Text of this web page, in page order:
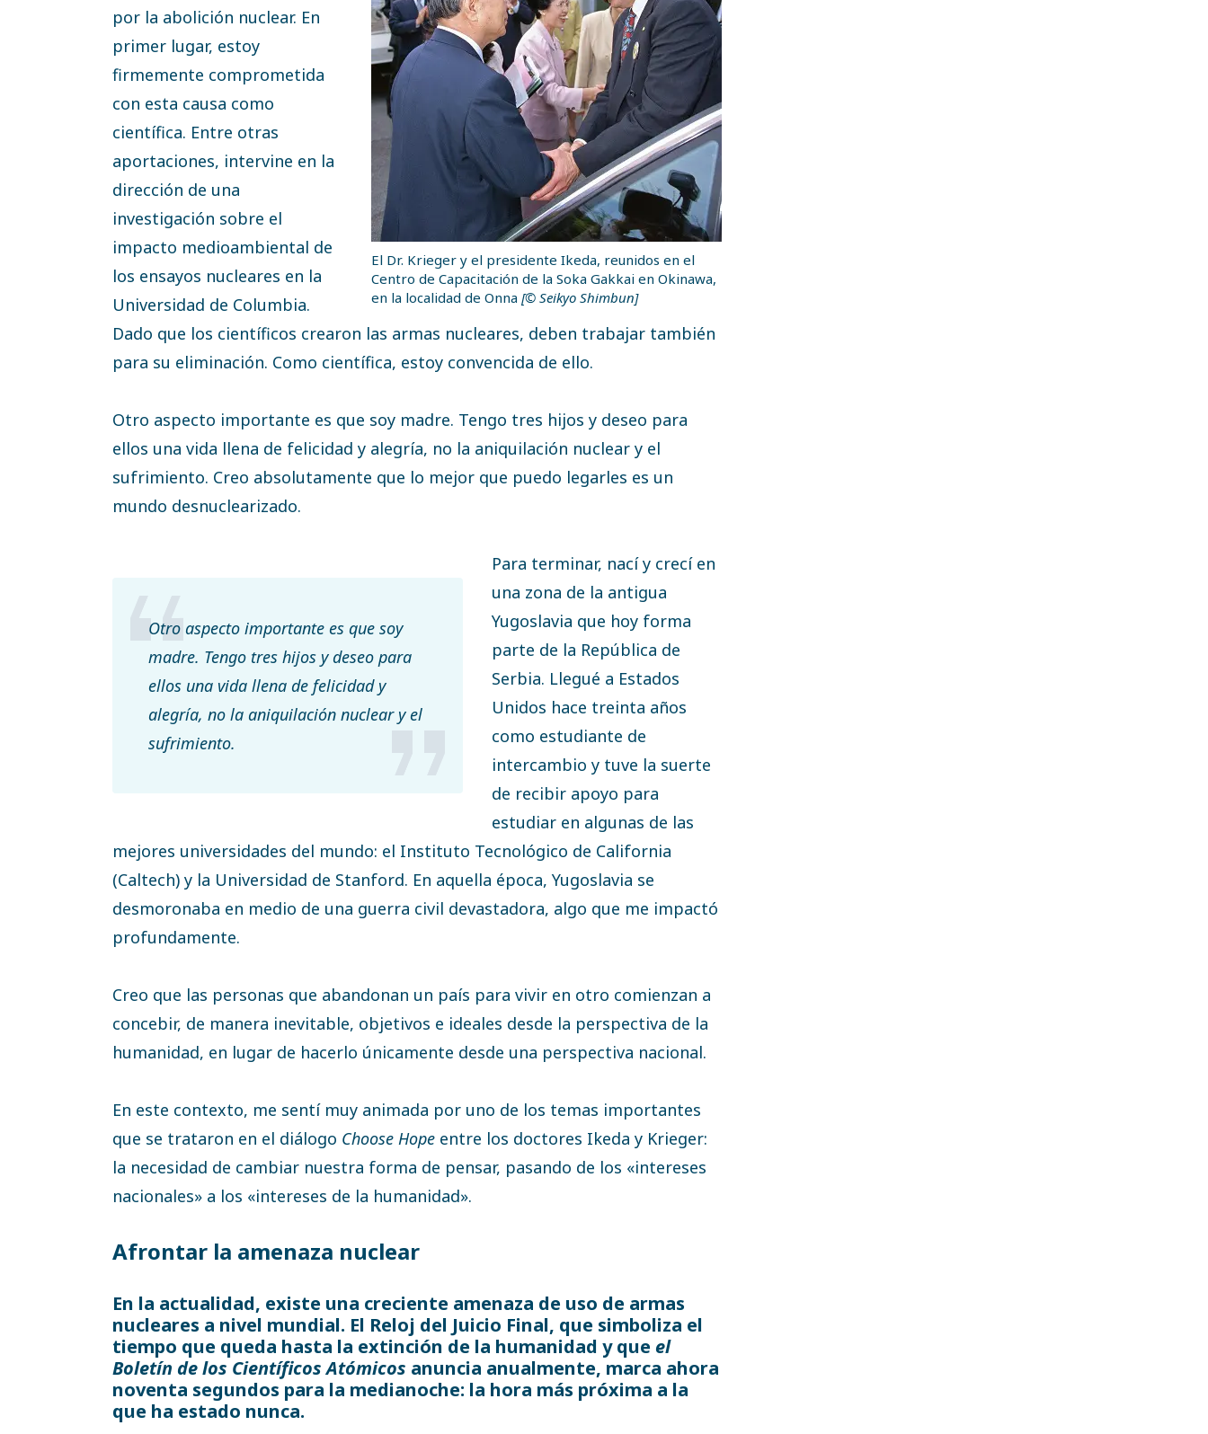
El Dr. Krieger y el presidente Ikeda, reunidos en el
Centro de Capacitación de la Soka Gakkai en Okinawa,
en la localidad de Onna [© Seikyo Shimbun]
por la abolición nuclear. En
primer lugar, estoy
firmemente comprometida
con esta causa como
científica. Entre otras
aportaciones, intervine en la
dirección de una
investigación sobre el
impacto medioambiental de
los ensayos nucleares en la
Universidad de Columbia.
Dado que los científicos crearon las armas nucleares, deben trabajar también
para su eliminación. Como científica, estoy convencida de ello.
Otro aspecto importante es que soy madre. Tengo tres hijos y deseo para
ellos una vida llena de felicidad y alegría, no la aniquilación nuclear y el
sufrimiento. Creo absolutamente que lo mejor que puedo legarles es un
mundo desnuclearizado.
Otro aspecto importante es que soy
madre. Tengo tres hijos y deseo para
ellos una vida llena de felicidad y
alegría, no la aniquilación nuclear y el
sufrimiento.
Para terminar, nací y crecí en
una zona de la antigua
Yugoslavia que hoy forma
parte de la República de
Serbia. Llegué a Estados
Unidos hace treinta años
como estudiante de
intercambio y tuve la suerte
de recibir apoyo para
estudiar en algunas de las
mejores universidades del mundo: el Instituto Tecnológico de California
(Caltech) y la Universidad de Stanford. En aquella época, Yugoslavia se
desmoronaba en medio de una guerra civil devastadora, algo que me impactó
profundamente.
Creo que las personas que abandonan un país para vivir en otro comienzan a
concebir, de manera inevitable, objetivos e ideales desde la perspectiva de la
humanidad, en lugar de hacerlo únicamente desde una perspectiva nacional.
En este contexto, me sentí muy animada por uno de los temas importantes
que se trataron en el diálogo Choose Hope entre los doctores Ikeda y Krieger:
la necesidad de cambiar nuestra forma de pensar, pasando de los «intereses
nacionales» a los «intereses de la humanidad».
Afrontar la amenaza nuclear
En la actualidad, existe una creciente amenaza de uso de armas
nucleares a nivel mundial. El Reloj del Juicio Final, que simboliza el
tiempo que queda hasta la extinción de la humanidad y que el
Boletín de los Científicos Atómicos anuncia anualmente, marca ahora
noventa segundos para la medianoche: la hora más próxima a la
que ha estado nunca.